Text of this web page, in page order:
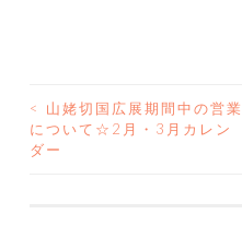
投
稿
<
山姥切国広展期間中の営業
について☆2月・3月カレン
ダー